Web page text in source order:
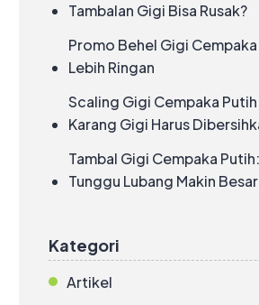
Tambalan Gigi Bisa Rusak?
Promo Behel Gigi
Lebih Ringan
Scaling Gigi Cempaka
Karang Gigi Harus
Tambal Gigi Cempaka
Tunggu Lubang Makin Besar
Kategori
Artikel